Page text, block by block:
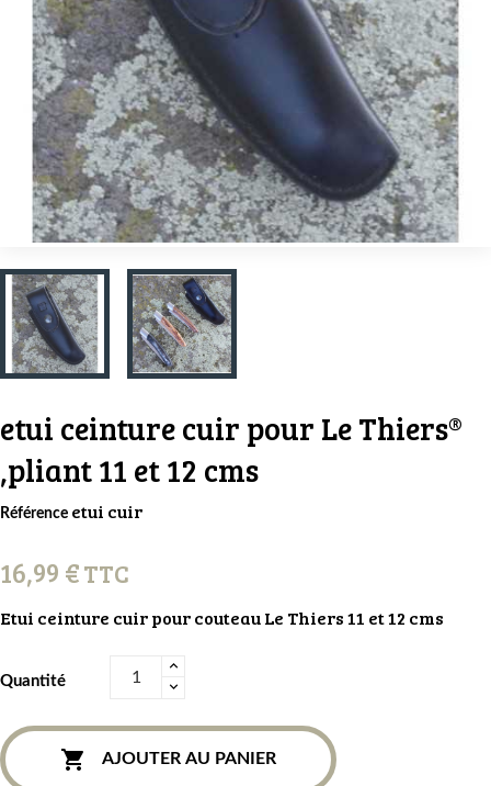
etui ceinture cuir pour Le Thiers®
,pliant 11 et 12 cms
Référence etui cuir
16,99 €TTC
Etui ceinture cuir pour couteau Le Thiers 11 et 12 cms
Quantité
 AJOUTER AU PANIER